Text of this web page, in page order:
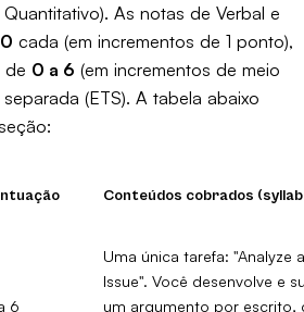
As notas de Verbal e
cada (em incrementos de 1 ponto),
de 0 a 6 (em incrementos de meio
(ETS). A tabela abaixo
Conteúdos cobrados
6
Uma única tarefa: "Analyze
Issue". Você desenvolve e
um argumento por escrito,